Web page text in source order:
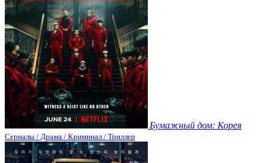
Бумажный дом: Корея
Сериалы / Драма / Криминал / Триллер